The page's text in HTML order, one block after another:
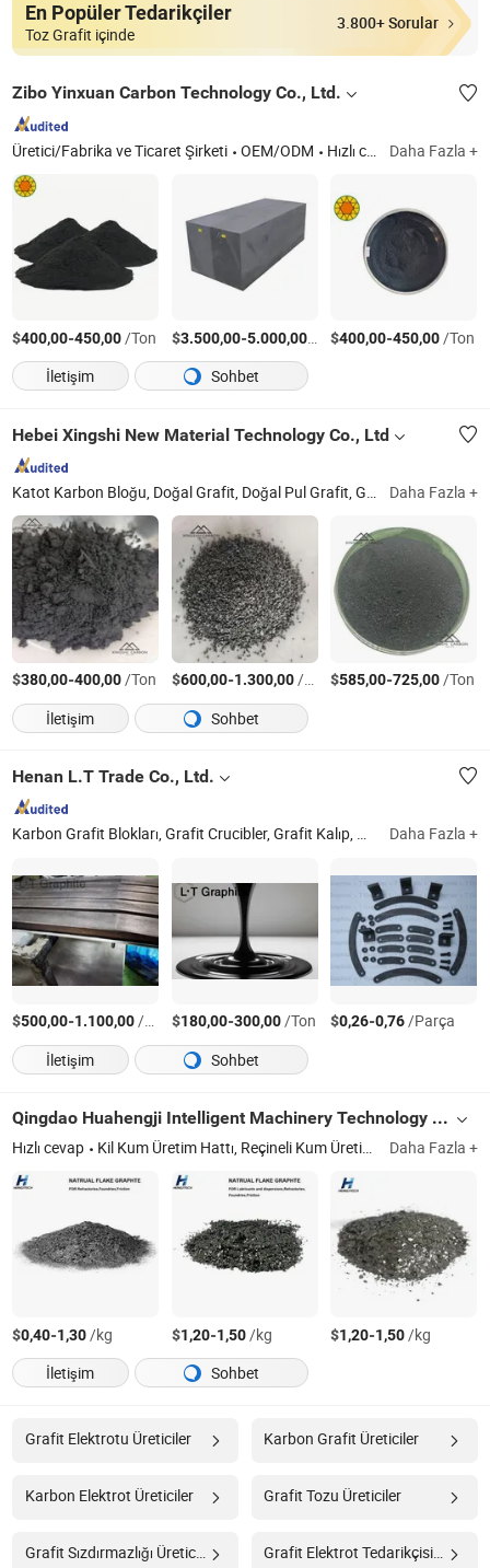
En Popüler Tedarikçiler
Toz Grafit içinde
3.800+ Sorular
Zibo Yinxuan Carbon Technology Co., Ltd.
Üretici/Fabrika ve Ticaret Şirketi OEM/ODM Hızlı cevap Daha Fazla +
$400,00-450,00/Ton $3.500,00-5.000,00/Ton
$400,00-450,00/Ton
İletişim
Sohbet
Hebei Xingshi New Material Technology Co., Ltd
Katot Karbon Bloğu, Doğal Grafit, Doğal Pul Grafit, Grafit Tozu, Asit Dayanıklı Grafit Tuğlaları, Esnek Grafit, Silisyum Karbür, Grafitlenmiş Petrol Koku, Grafit Emülsiyonu, Esnek Grafit Levha Daha Fazla +
$380,00-400,00/Ton $600,00-1.300,00/Ton $585,00-725,00/Ton
İletişim
Sohbet
Henan L.T Trade Co., Ltd.
Karbon Grafit Blokları, Grafit Crucibler, Grafit Kalıp, Grafit Elektrot, Grafit Rotor ve Kanatlar, Karburizatör Rekarburizatör, Yüksek Saflıkta Grafit Malzemeleri, Özelleştirilmiş Grafit Parçaları Bileşenleri, Sic Grafit Crucibler, Terrazzo Karolar Daha Fazla +
$500,00-1.100,00/Ayarla $180,00-300,00/Ton $0,26-0,76/Parça
İletişim
Sohbet
Qingdao Huahengji Intelligent Machinery Technology Co., Ltd
Hızlı cevap Kil Kum Üretim Hattı, Reçineli Kum Üretim Hattı, Kum Karıştırıcı, Döküm Kum Karıştırıcı, Kum Makinesi Yenileme Ekipmanı, Döküm Makineleri, Toz Toplayıcı, Yeşil Kum İşleme Üretim Hattı, Kum Kalıplama Makinesi, Elektrikli Ocak Daha Fazla +
$0,40-1,30/kg $1,20-1,50/kg $1,20-1,50/kg
İletişim
Sohbet
Grafit Elektrotu Üreticiler Karbon Grafit Üreticiler
Karbon Elektrot Üreticiler Grafit Tozu Üreticiler
Grafit Sızdırmazlığı Üreticiler Grafit Elektrot Tedarikçisi Üreticiler